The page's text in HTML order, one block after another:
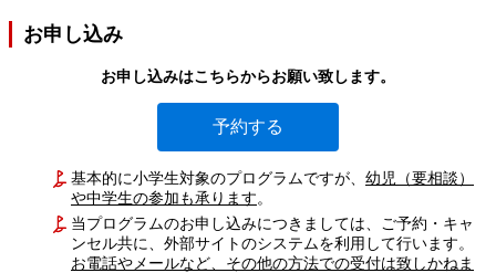
お申し込み
お申し込みはこちらからお願い致します。
予約する
基本的に小学生対象のプログラムですが、 幼児（要相談）
や中学生の参加も承ります 。
当プログラムのお申し込みにつきましては、ご予約・キャ
ンセル共に、外部サイトのシステムを利用して行います。
お電話やメールなど、その他の方法での受付は致しかねま